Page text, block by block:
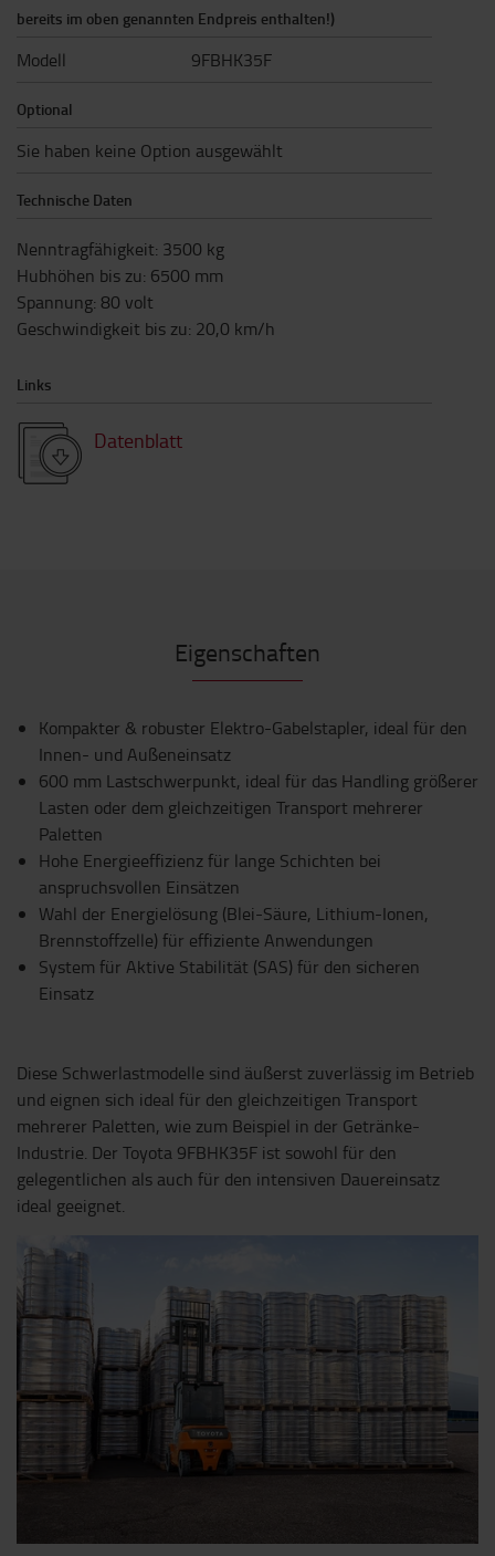
bereits im oben genannten Endpreis enthalten!)
Modell 9FBHK35F
Optional
Sie haben keine Option ausgewählt
Technische Daten
Nenntragfähigkeit: 3500 kg
Hubhöhen bis zu: 6500 mm
Spannung: 80 volt
Geschwindigkeit bis zu: 20,0 km/h
Links
Datenblatt
Eigenschaften
Kompakter & robuster Elektro-Gabelstapler, ideal für den
Innen- und Außeneinsatz
600 mm Lastschwerpunkt, ideal für das Handling größerer
Lasten oder dem gleichzeitigen Transport mehrerer
Paletten
Hohe Energieeffizienz für lange Schichten bei
anspruchsvollen Einsätzen
Wahl der Energielösung (Blei-Säure, Lithium-Ionen,
Brennstoffzelle) für effiziente Anwendungen
System für Aktive Stabilität (SAS) für den sicheren
Einsatz
Diese Schwerlastmodelle sind äußerst zuverlässig im Betrieb
und eignen sich ideal für den gleichzeitigen Transport
mehrerer Paletten, wie zum Beispiel in der Getränke-
Industrie. Der Toyota 9FBHK35F ist sowohl für den
gelegentlichen als auch für den intensiven Dauereinsatz
ideal geeignet.